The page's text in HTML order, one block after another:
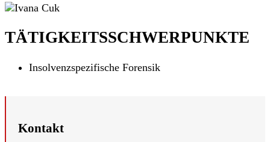
TÄTIGKEITS­SCHWERPUNKTE
Insolvenzspezifische Forensik
Kontakt